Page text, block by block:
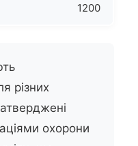
1200
різних
охорони